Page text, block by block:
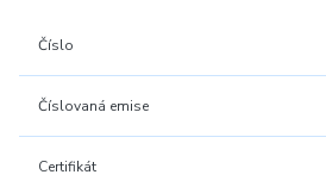
Číslo
Číslovaná emise
Certifikát